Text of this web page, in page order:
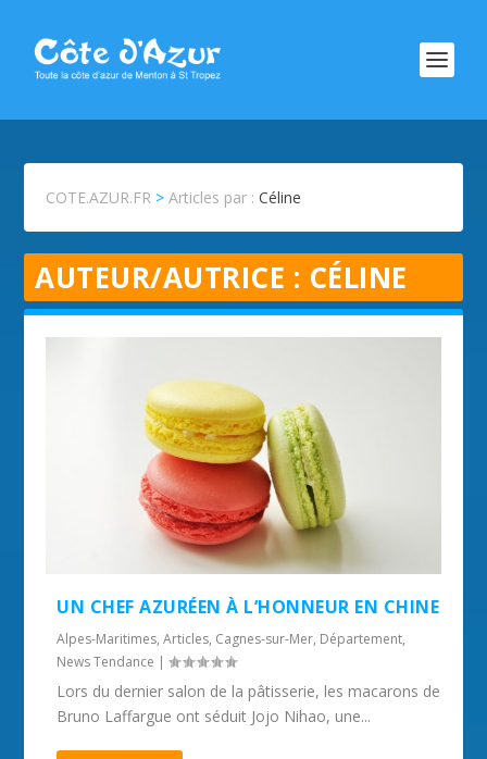
COTE.AZUR.FR >Articles par :Céline
AUTEUR/AUTRICE : CÉLINE
UN CHEF AZURÉEN À L’HONNEUR EN CHINE
Alpes-Maritimes,Articles, Cagnes-sur-Mer, Département,
News Tendance |
Lors du dernier salon de la pâtisserie, les macarons de
Bruno Laffargue ont séduit Jojo Nihao, une...